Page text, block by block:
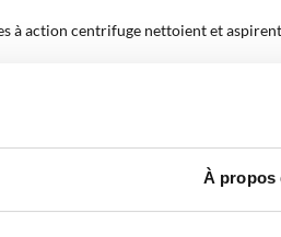
À propos
à action centrifuge nettoient et
La gestion par APP permet le
conçu pour traiter les sols plus